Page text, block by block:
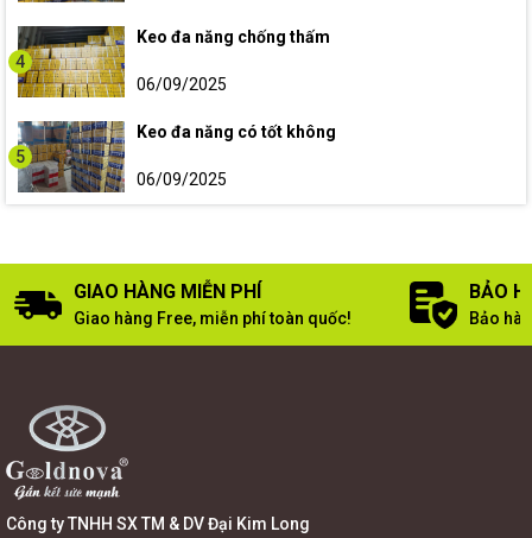
4
Keo đa năng chống thấm
06/09/2025
5
Keo đa năng có tốt không
06/09/2025
GIAO HÀNG MIỄN PHÍ
Giao hàng Free, miễn phí toàn quốc!
BẢO
Bảo
Công ty TNHH SX TM & DV Đại Kim Long